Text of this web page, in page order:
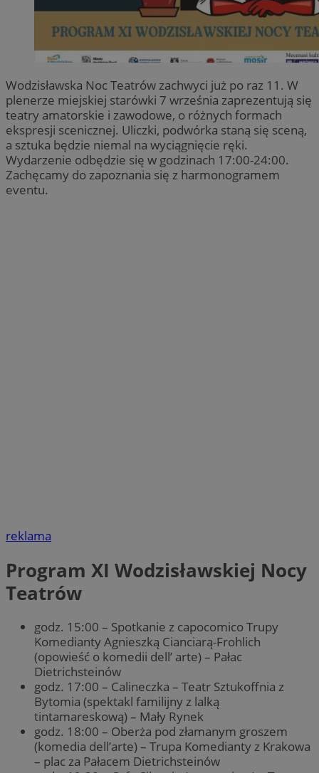
Wodzisławska Noc Teatrów zachwyci już po raz 11. W
plenerze miejskiej starówki 7 września zaprezentują się
teatry amatorskie i zawodowe, o różnych formach
ekspresji scenicznej. Uliczki, podwórka staną się sceną,
a sztuka będzie niemal na wyciągnięcie ręki.
Wydarzenie odbędzie się w godzinach 17:00-24:00.
Zachęcamy do zapoznania się z harmonogramem
eventu.
reklama
Program XI Wodzisławskiej Nocy
Teatrów
godz. 15:00 – Spotkanie z capocomico Trupy
Komedianty Agnieszką Cianciarą-Frohlich
(opowieść o komedii dell’ arte) – Pałac
Dietrichsteinów
godz. 17:00 – Calineczka – Teatr Sztukoffnia z
Bytomia (spektakl familijny z lalką
tintamareskową) – Mały Rynek
godz. 18:00 – Oberża pod złamanym groszem
(komedia dell’arte) – Trupa Komedianty z Krakowa
– plac za Pałacem Dietrichsteinów